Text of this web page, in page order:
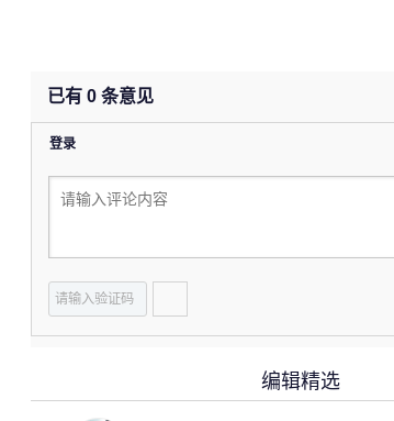
已有 0 条意见
登录
编辑精选